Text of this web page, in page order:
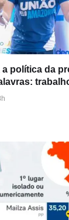
a política da